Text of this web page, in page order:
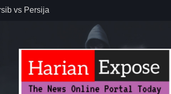
– Banjar
MUI ke